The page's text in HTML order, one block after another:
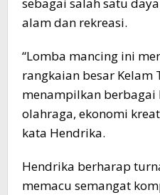
sebagai salah satu
alam dan rekreasi.
“Lomba mancing ini
rangkaian besar Kelam
menampilkan berbagai
olahraga, ekonomi
kata Hendrika.
Hendrika berharap
memacu semangat